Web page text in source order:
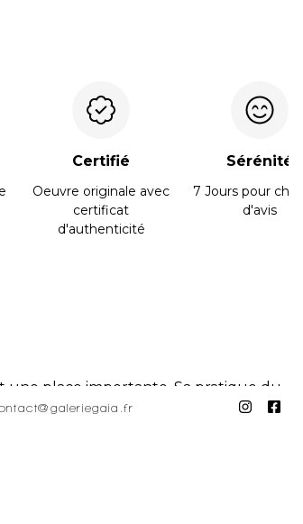
Certifié
Oeuvre originale avec
certificat
d'authenticité
Sérénité
7 Jours pour
d'avis
place importante. Sa pratique du
fascination pour la couleur, le motif